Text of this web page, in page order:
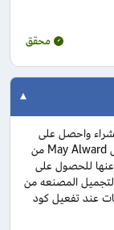
محقق
عند اتمام الشراء واحصل على
تخفيض ثابت 5% علي كل المنتجات المعروضة داخل May Alward من
عنها للحصول على
المصنعه من
عند تفعيل كود